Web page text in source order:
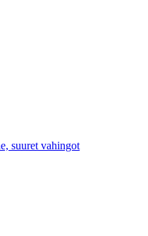
suuret vahingot